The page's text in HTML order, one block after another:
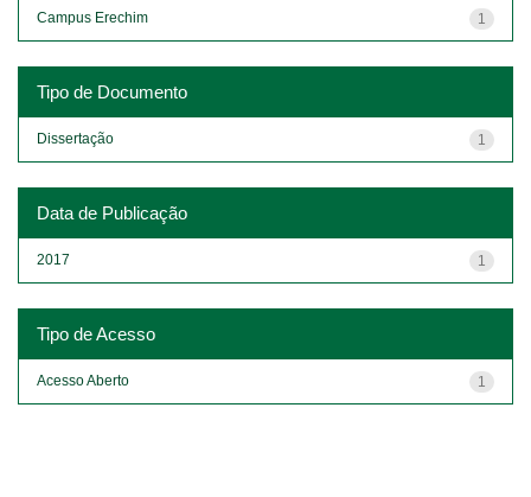
1
Campus Erechim
Tipo de Documento
1
Dissertação
Data de Publicação
1
2017
Tipo de Acesso
1
Acesso Aberto